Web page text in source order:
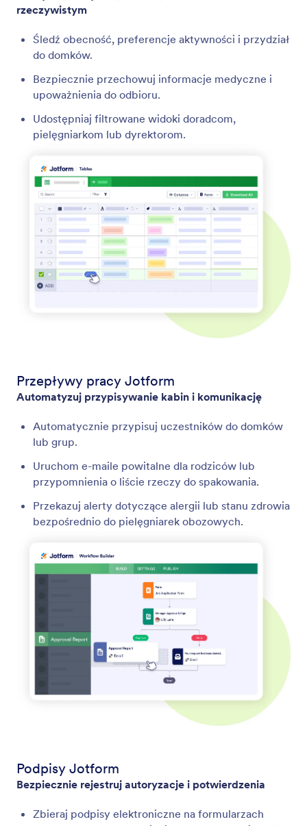
rzeczywistym
Śledź obecność, preferencje aktywności i przydział
do domków.
Bezpiecznie przechowuj informacje medyczne i
upoważnienia do odbioru.
Udostępniaj filtrowane widoki doradcom,
pielęgniarkom lub dyrektorom.
Przepływy pracy Jotform
Automatyzuj przypisywanie kabin i komunikację
Automatycznie przypisuj uczestników do domków
lub grup.
Uruchom e-maile powitalne dla rodziców lub
przypomnienia o liście rzeczy do spakowania.
Przekazuj alerty dotyczące alergii lub stanu zdrowia
bezpośrednio do pielęgniarek obozowych.
Podpisy Jotform
Bezpiecznie rejestruj autoryzacje i potwierdzenia
Zbieraj podpisy elektroniczne na formularzach